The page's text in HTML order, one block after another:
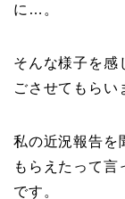
に…。
そんな様子を感
ごさせてもらい
私の近況報告を
もらえたって言
です。